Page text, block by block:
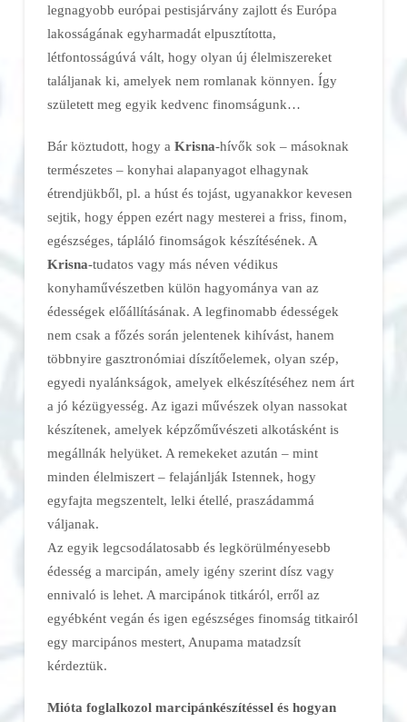
legnagyobb európai pestisjárvány zajlott és Európa
lakosságának egyharmadát elpusztította,
létfontosságúvá vált, hogy olyan új élelmiszereket
találjanak ki, amelyek nem romlanak könnyen. Így
született meg egyik kedvenc finomságunk…
Bár köztudott, hogy a Krisna-hívők sok – másoknak
természetes – konyhai alapanyagot elhagynak
étrendjükből, pl. a húst és tojást, ugyanakkor kevesen
sejtik, hogy éppen ezért nagy mesterei a friss, finom,
egészséges, tápláló finomságok készítésének. A
Krisna-tudatos vagy más néven védikus
konyhaművészetben külön hagyománya van az
édességek előállításának. A legfinomabb édességek
nem csak a főzés során jelentenek kihívást, hanem
többnyire gasztronómiai díszítőelemek, olyan szép,
egyedi nyalánkságok, amelyek elkészítéséhez nem árt
a jó kézügyesség. Az igazi művészek olyan nassokat
készítenek, amelyek képzőművészeti alkotásként is
megállnák helyüket. A remekeket azután – mint
minden élelmiszert – felajánlják Istennek, hogy
egyfajta megszentelt, lelki étellé, praszádammá
váljanak.
Az egyik legcsodálatosabb és legkörülményesebb
édesség a marcipán, amely igény szerint dísz vagy
ennivaló is lehet. A marcipánok titkáról, erről az
egyébként vegán és igen egészséges finomság titkairól
egy marcipános mestert, Anupama matadzsít
kérdeztük.
Mióta foglalkozol marcipánkészítéssel és hogyan